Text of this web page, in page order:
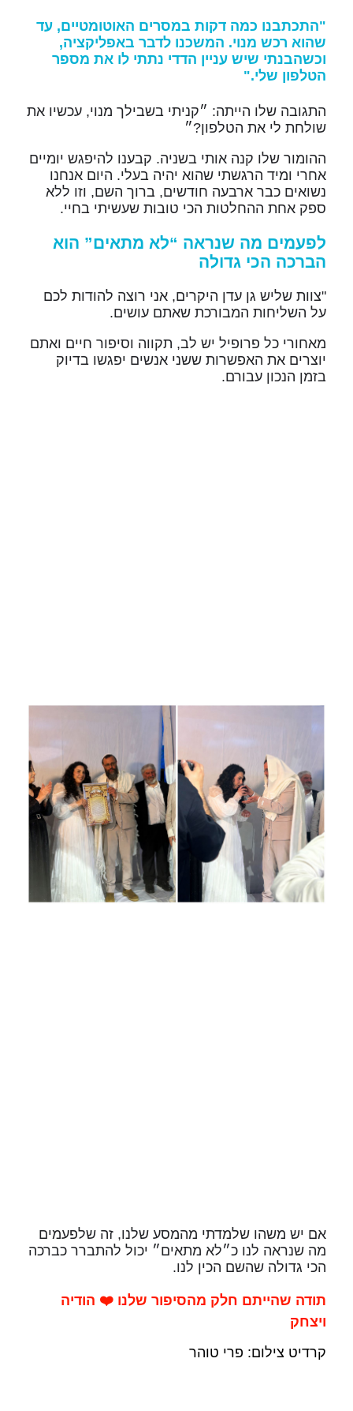
"התכתבנו כמה דקות במסרים האוטומטיים, עד
שהוא רכש מנוי. המשכנו לדבר באפליקציה,
וכשהבנתי שיש עניין הדדי נתתי לו את מספר
הטלפון שלי."
התגובה שלו הייתה: ״קניתי בשבילך מנוי, עכשיו את
שולחת לי את הטלפון?״
ההומור שלו קנה אותי בשניה. קבענו להיפגש יומיים
אחרי ומיד הרגשתי שהוא יהיה בעלי. היום אנחנו
נשואים כבר ארבעה חודשים, ברוך השם, וזו ללא
ספק אחת ההחלטות הכי טובות שעשיתי בחיי.
לפעמים מה שנראה “לא מתאים” הוא
הברכה הכי גדולה
"צוות שליש גן עדן היקרים, אני רוצה להודות לכם
על השליחות המבורכת שאתם עושים.
מאחורי כל פרופיל יש לב, תקווה וסיפור חיים ואתם
יוצרים את האפשרות ששני אנשים יפגשו בדיוק
בזמן הנכון עבורם.
אם יש משהו שלמדתי מהמסע שלנו, זה שלפעמים
מה שנראה לנו כ״לא מתאים״ יכול להתברר כברכה
הכי גדולה שהשם הכין לנו.
תודה שהייתם חלק מהסיפור שלנו ❤️ הודיה
ויצחק
קרדיט צילום: פרי טוהר